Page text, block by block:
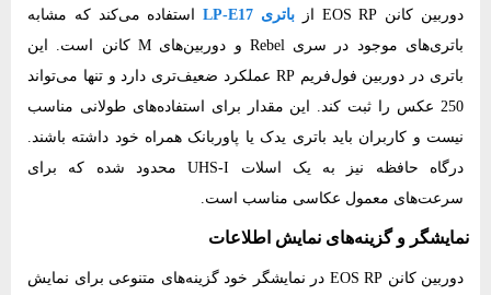
دوربین کانن EOS RP از باتری LP-E17
استفاده می‌کند که مشابه
باتری‌های موجود در سری Rebel و دوربین‌های M کانن است. این
باتری در دوربین فول‌فریم RP عملکرد ضعیف‌تری دارد و تنها می‌تواند
250 عکس را ثبت کند. این مقدار برای استفاده‌های طولانی مناسب
نیست و کاربران باید باتری یدک یا پاوربانک همراه خود داشته باشند.
درگاه حافظه نیز به یک اسلات UHS-I محدود شده که برای
سرعت‌های معمول عکاسی مناسب است.
نمایشگر و گزینه‌های نمایش اطلاعات
دوربین کانن EOS RP در نمایشگر خود گزینه‌های متنوعی برای نمایش